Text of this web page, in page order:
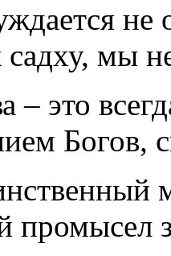
не
мы
– это
Богов,
промысел